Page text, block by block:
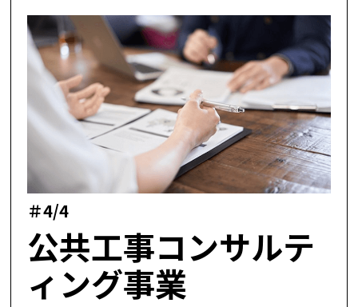
＃4/4
公共工事コンサルテ
ィング事業